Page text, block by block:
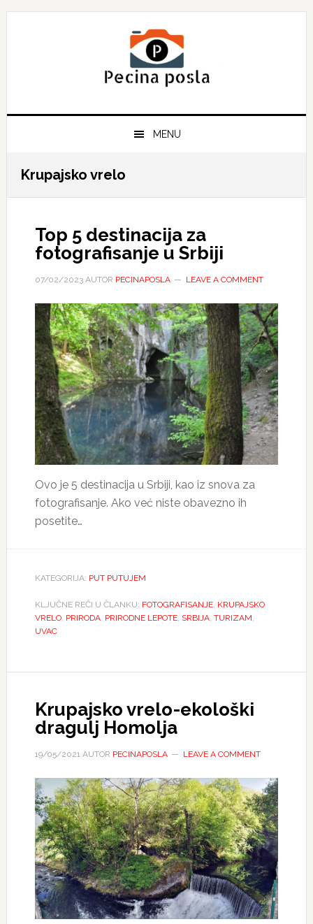
Skip
Skip
Skip
MENU
Krupajsko vrelo
Top 5 destinacija za
fotografisanje u Srbiji
07/02/2023AUTOR PECINAPOSLA LEAVE A COMMENT
Ovo je 5 destinacija u Srbiji, kao iz snova za
fotografisanje. Ako već niste obavezno ih
posetite…
KATEGORIJA: PUT PUTUJEM
KLJUČNE REČI U ČLANKU: FOTOGRAFISANJE, KRUPAJSKO
VRELO, PRIRODA, PRIRODNE LEPOTE, SRBIJA, TURIZAM,
UVAC
Krupajsko vrelo-ekološki
dragulj Homolja
19/05/2021AUTOR PECINAPOSLA LEAVE A COMMENT